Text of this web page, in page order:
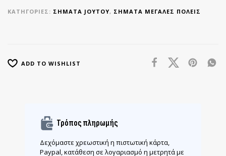
ΚΑΤΗΓΟΡΊΕΣ: ΣΉΜΑΤΑ JOYTOY, ΣΉΜΑΤΑ ΜΕΓΆΛΕΣ ΠΌΛΕΙΣ
ADD TO WISHLIST
Τρόπος πληρωμής
Δεχόμαστε χρεωστική η πιστωτική κάρτα,
Paypal, κατάθεση σε λογαριασμό η μετρητά με